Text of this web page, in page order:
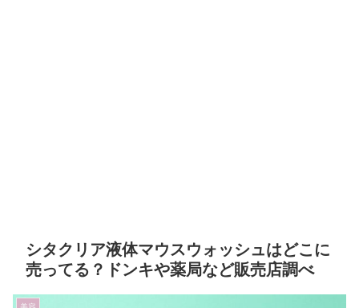
シタクリア液体マウスウォッシュはどこに
売ってる？ドンキや薬局など販売店調べ